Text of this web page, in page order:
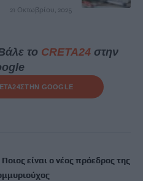
21 Οκτωβρίου, 2025
το CRETA24στην
ΣΤΗΝ GOOGLE
είναι ο νέος πρόεδρος της